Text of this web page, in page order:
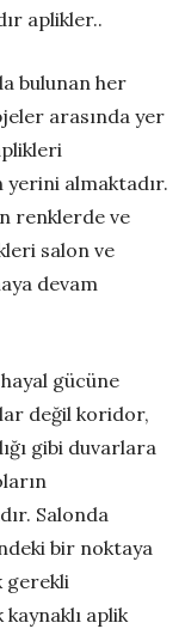
aplikler..
bulunan her
arasında yer
yerini almaktadır.
renklerde ve
salon ve
devam
gücüne
değil koridor,
gibi duvarlara
Salonda
bir noktaya
gerekli
kaynaklı aplik